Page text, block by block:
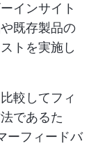
インサイト
既存製品の
トを実施し
較してフィ
であるた
ーフィードバ